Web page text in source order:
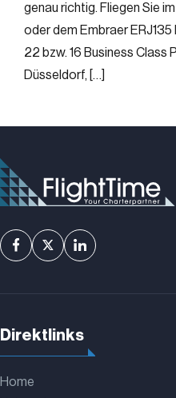
genau richtig. Fliegen Sie
oder dem Embraer ERJ135
22 bzw. 16 Business Class
Düsseldorf, […]
Direktlinks
Home